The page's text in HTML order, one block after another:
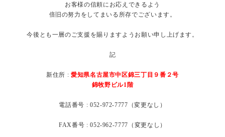
お客様の信頼にお応えできるよう
倍旧の努力をしてまいる所存でございます。
今後とも一層のご支援を賜りますようお願い申し上げます。
記
新住所 : 愛知県名古屋市中区錦三丁目９番２号
錦牧野ビル1階
電話番号 : 052-972-7777（変更なし）
FAX番号 : 052-962-7777（変更なし）